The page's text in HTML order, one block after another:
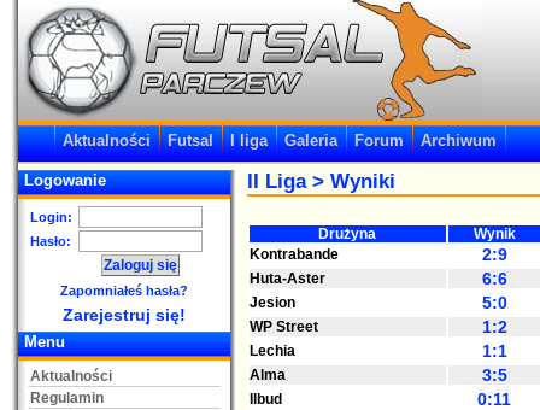
Aktualności Futsal I liga Galeria Forum Archiwum
Logowanie
Login:
Hasło:
Zapomniałeś hasła?
Zarejestruj się!
Menu
Aktualności
Regulamin
II Liga> Wyniki
Drużyna
Wynik
Kontrabande
2:9
Huta-Aster 6:6
Jesion 5:0
WP Street 1:2
Lechia 1:1
Alma 3:5
Ilbud 0:11